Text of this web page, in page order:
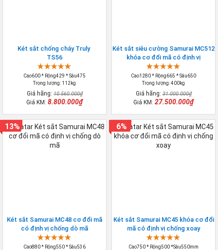
Két sắt chống cháy Truly
TS56
Cao600 * Rộng429 * Sâu475
Trọng lượng: 112kg
Giá hãng:10.560.000₫
Giá KM: 8.800.000₫
Két sắt siêu cường Samurai MC512
khóa cơ đổi mã có định vị
Cao1280 * Rộng665 * Sâu650
Trọng lượng: 400kg
Giá hãng:31.000.000₫
Giá KM: 27.500.000₫
Két sắt Samurai MC48 cơ đổi mã
có định vị chống dò mã
Cao880 * Rộng550 * Sâu536
13%
Két sắt Samurai MC45 khóa cơ đổi
mã có định vị chống xoay
Cao750 * Rộng500 *Sâu550mm
6%